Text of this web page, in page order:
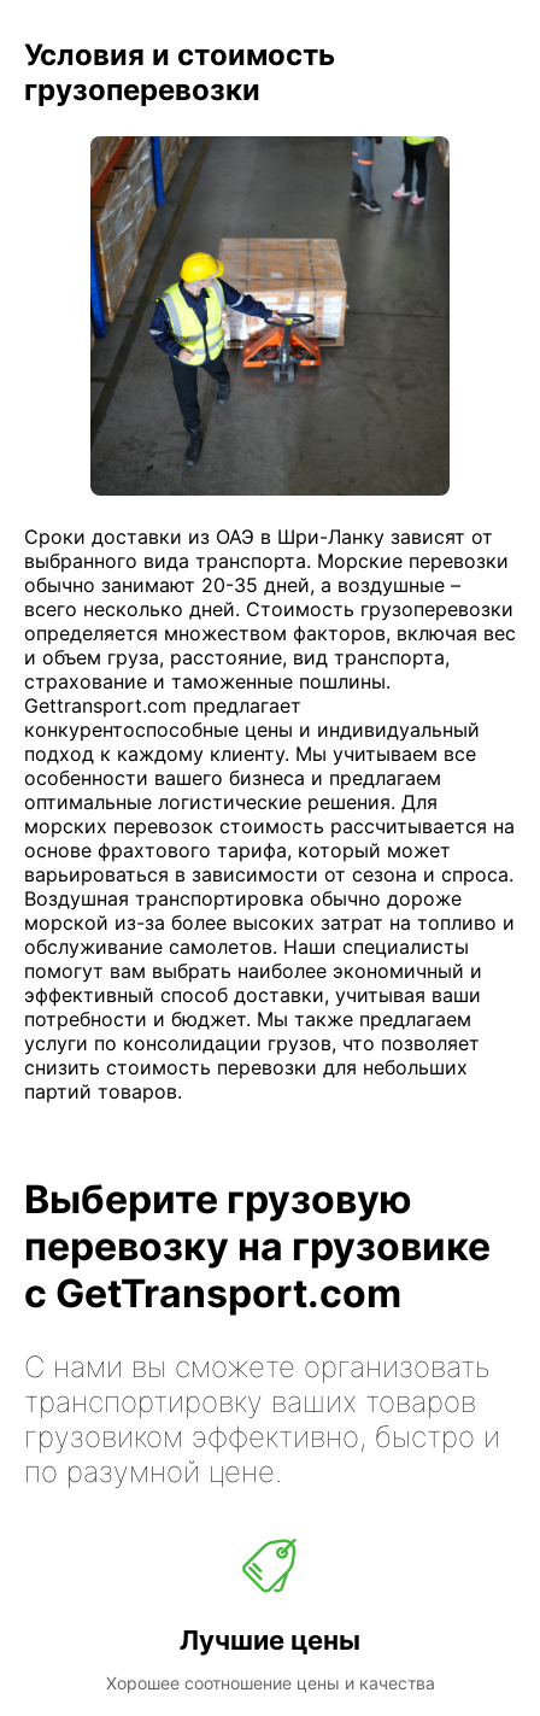
Условия и стоимость
грузоперевозки
Сроки доставки из ОАЭ в Шри-Ланку зависят от
выбранного вида транспорта. Морские перевозки
обычно занимают 20-35 дней, а воздушные –
всего несколько дней. Стоимость грузоперевозки
определяется множеством факторов, включая вес
и объем груза, расстояние, вид транспорта,
страхование и таможенные пошлины.
Gettransport.com предлагает
конкурентоспособные цены и индивидуальный
подход к каждому клиенту. Мы учитываем все
особенности вашего бизнеса и предлагаем
оптимальные логистические решения. Для
морских перевозок стоимость рассчитывается на
основе фрахтового тарифа, который может
варьироваться в зависимости от сезона и спроса.
Воздушная транспортировка обычно дороже
морской из-за более высоких затрат на топливо и
обслуживание самолетов. Наши специалисты
помогут вам выбрать наиболее экономичный и
эффективный способ доставки, учитывая ваши
потребности и бюджет. Мы также предлагаем
услуги по консолидации грузов, что позволяет
снизить стоимость перевозки для небольших
партий товаров.
Выберите грузовую
перевозку на грузовике
с GetTransport.com
С нами вы сможете организовать
транспортировку ваших товаров
грузовиком эффективно, быстро и
по разумной цене.
Лучшие цены
Хорошее соотношение цены и качества